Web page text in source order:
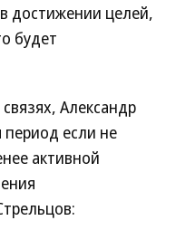
достижении целей,
будет
Александр
если не
активной